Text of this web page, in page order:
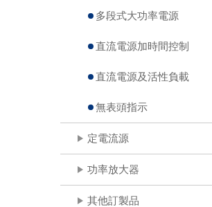
多段式大功率電源
直流電源加時間控制
直流電源及活性負載
無表頭指示
定電流源
功率放大器
其他訂製品